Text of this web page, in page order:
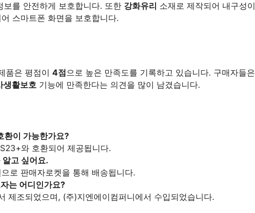
보를 안전하게 보호합니다. 또한 강화유리 소재로 제작되어 내구성이
스마트폰 화면을 보호합니다.
품은 평점이 4점 으로 높은 만족도를 기록하고 있습니다. 구매자들은
생활보호 기능에 만족한다는 의견을 많이 남겼습니다.
환이 가능한가요?
와 호환되어 제공됩니다.
고 싶어요.
로 판매자로켓을 통해 배송됩니다.
는 어디인가요?
제조되었으며, (주)지엔에이컴퍼니에서 수입되었습니다.